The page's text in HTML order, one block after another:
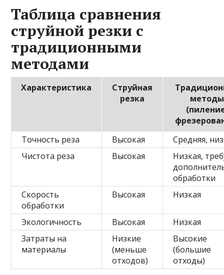
Таблица сравнения
струйной резки с
традиционными
методами
Характеристика
Струйная
резка
методы
Точность реза
Высокая
Средняя,
Чистота реза
Высокая
Низкая,
обработки
Скорость
обработки
Высокая Низкая
Экологичность Высокая
Низкая
Затраты на
материалы
Низкие
(меньше
отходов)
Высокие
(большие
отходы)